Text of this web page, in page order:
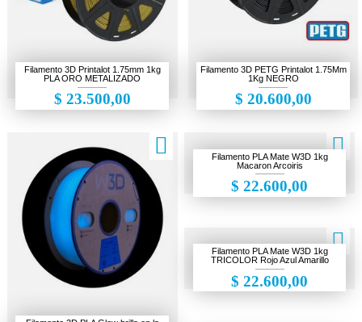
Makers
Filamento 3D Printalot 1.75mm 1kg
PLA ORO METALIZADO
$ 23.500,00
Filamento 3D PETG Printalot 1.75Mm
1Kg NEGRO
$ 20.600,00
Filamento PLA Mate W3D 1kg
Macaron Arcoiris
$ 22.600,00
Filamento PLA Mate W3D 1kg
TRICOLOR Rojo Azul Amarillo
$ 22.600,00